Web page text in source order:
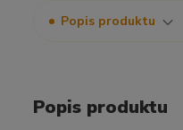
Popis produktu
Popis produktu